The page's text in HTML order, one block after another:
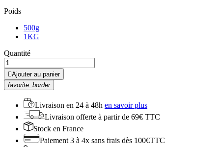
Poids
500g
1KG
Quantité
Ajouter au panier
favorite_border
Livraison en 24 à 48h en savoir plus
Livraison offerte à partir de 69€ TTC
Stock en France
Paiement 3 à 4x sans frais dès 100€TTC